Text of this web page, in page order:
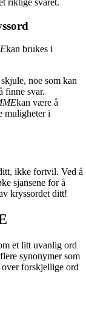
kan brukes i
noe som kan
finne svar.
kan være å
muligheter i
ikke fortvil. Ved å
sjansene for å
kryssordet ditt!
et litt uvanlig ord
synonymer som
over forskjellige ord